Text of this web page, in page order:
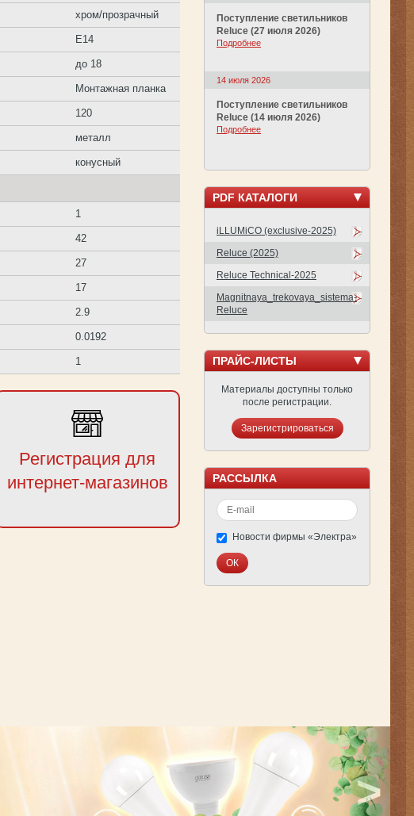
хром/прозрачный
E14
до 18
Монтажная планка
120
металл
конусный
1
42
27
17
2.9
0.0192
1
Регистрация для
интернет-магазинов
Поступление светильников
Reluce (27 июля 2026)
Подробнее
14 июля 2026
Поступление светильников
Reluce (14 июля 2026)
Подробнее
PDF КАТАЛОГИ
iLLUMiCO (exclusive-2025)
Reluce (2025)
Reluce Technical-2025
Magnitnaya_trekovaya_sistema-
Reluce
ПРАЙС-ЛИСТЫ
Материалы доступны только
после регистрации.
Зарегистрироваться
РАССЫЛКА
Новости фирмы «Электра»